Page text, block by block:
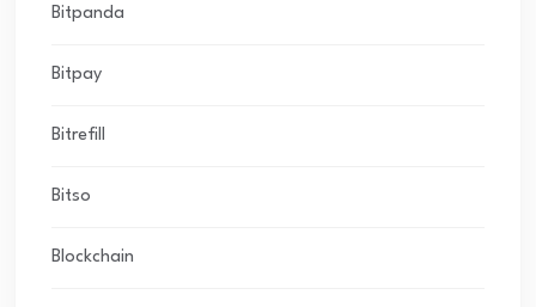
Bitpanda
Bitpay
Bitrefill
Bitso
Blockchain